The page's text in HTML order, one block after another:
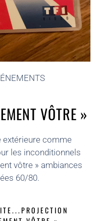
VÔTRE »
extérieure comme
les inconditionnels
vôtre » ambiances
60/80.